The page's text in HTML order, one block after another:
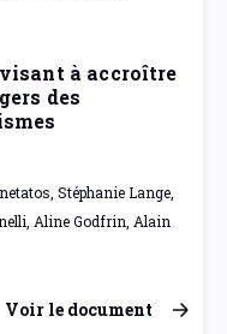
à accroître
des
Stéphanie Lange,
Aline Godfrin, Alain
Voir le document